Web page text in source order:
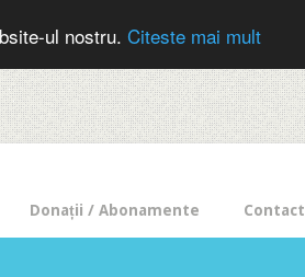
ul nostru. Citeste mai mult
Donații / Abonamente Contact